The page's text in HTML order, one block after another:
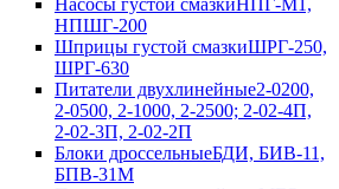
Насосы густой смазкиНПГ-М1,
НПШГ-200
Шприцы густой смазкиШРГ-250,
ШРГ-630
Питатели двухлинейные2-0200,
2-0500, 2-1000, 2-2500; 2-02-4П,
2-02-3П, 2-02-2П
Блоки дроссельныеБДИ, БИВ-11,
БПВ-31М